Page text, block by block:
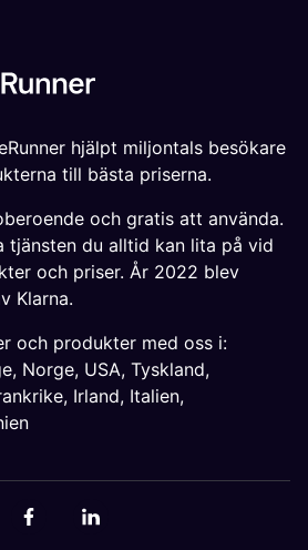
hjälpt miljontals besökare
till bästa priserna.
och gratis att använda.
tjänsten du alltid kan lita på vid
och priser. År 2022 blev
Klarna.
och produkter med oss i:
, Norge, USA, Tyskland,
, Irland, Italien,